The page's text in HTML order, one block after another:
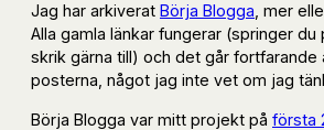
Jag har arkiverat Börja Blogga , mer
Alla gamla länkar fungerar (springer
skrik gärna till) och det går fortfarande
posterna, något jag inte vet om jag
Börja Blogga var mitt projekt på första